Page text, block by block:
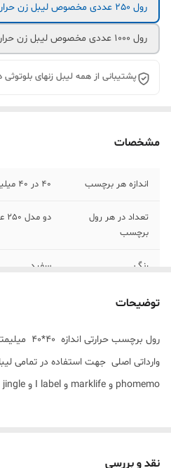
رول 250 عددی مخصوص لیبل زن حراراتی بلوتوثی کوچک
رول 1000 عددی مخصوص لیبل زن حرارتی رومیزی
پشتیبانی از همه لیبل زنهای بلوتوثی
مشخصات
اندازه هر برچسب 40 در 40 میلیمتر
تعداد در هر رول
برچسب
دو مدل 250 عددی و 1000 عددی
رنگ سفید
جنس لیبل
توضیحات
رول برچسب حرارتی اندازه 40*40 میلیمتر
وارداتی اصلی جهت استفاده در تمامی
phomemo و marklife و I label و jingle و bixolon و غیره هست
نقد و بررسی